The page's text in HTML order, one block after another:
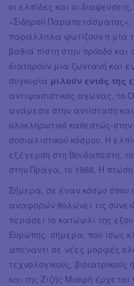
οι ελπίδες και οι
«Σιδηρού
παράλληλα φωτίζουν η μία
βαθιά πίστη στην πρόοδο
διατηρούν μια ζωντανή και
συγκυρία μιλούν εντός της
αντιφασιστικός αγώνας, το
ανάμεσα στην αντίσταση
ολοκληρωτικό καθεστώς-στην
σοσιαλιστικού κόσμου. Η
εξέγερση στη Βουδαπέστη, το
στην Πράγα, το 1968. Η πτώση
Σήμερα, σε έναν κόσμο
αναφορών θολώνει τις
περάσει το κατώφλι της
Ευρώπης· σήμερα, που ίσως
απέναντι σε νέες μορφές
τεχνολογικούς,
και της Ζιζής Μακρή